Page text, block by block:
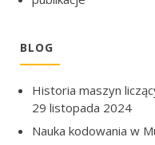
BLOG
Historia maszyn
29 listopada 2024
Nauka kodowania w